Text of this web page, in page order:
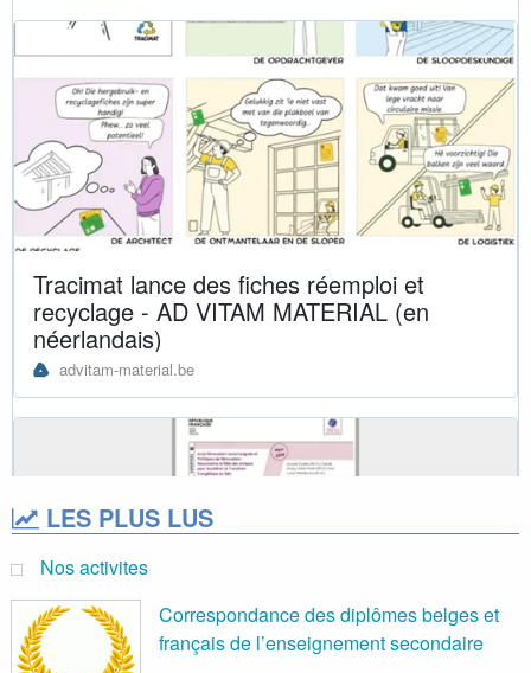
LES PLUS LUS
Nos activites
Correspondance des diplômes belges et
français de l’enseignement secondaire